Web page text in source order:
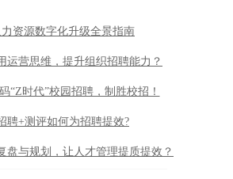
力资源数字化升级全景指南
运营思维，提升组织招聘能力？
“Z时代”校园招聘，制胜校招！
聘+测评如何为招聘提效?
盘与规划，让人才管理提质提效？